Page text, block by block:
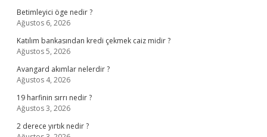
Betimleyici öge nedir ?
Ağustos 6, 2026
Katılım bankasından kredi çekmek caiz midir ?
Ağustos 5, 2026
Avangard akımlar nelerdir ?
Ağustos 4, 2026
19 harfinin sırrı nedir ?
Ağustos 3, 2026
2 derece yırtık nedir ?